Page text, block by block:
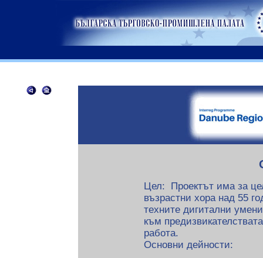
Цел: Проектът има за
възрастни хора над 55
техните дигитални
към
работа.
Основни дейности: